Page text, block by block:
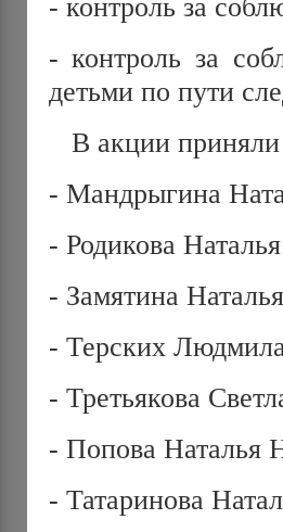
- контроль за
детьми по пути
В акции приняли
- Мандрыгина
- Родикова
- Замятина
- Терских
- Третьякова
- Попова Наталья
- Татаринова